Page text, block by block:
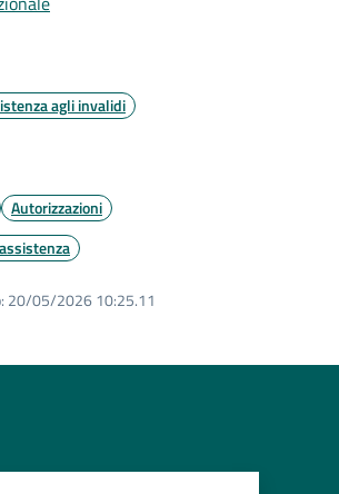
agli invalidi
Autorizzazioni
20/05/2026 10:25.11